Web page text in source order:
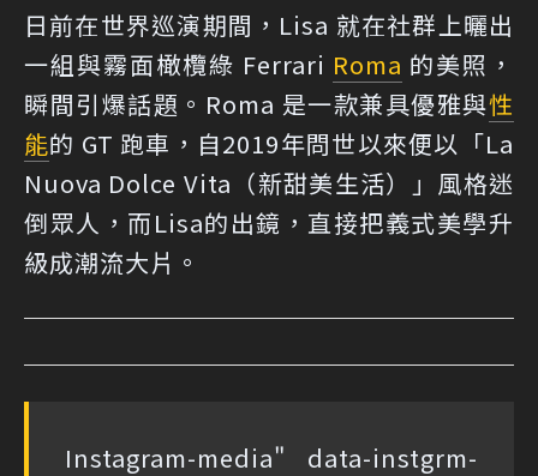
日前在世界巡演期間，Lisa 就在社群上曬出
一組與霧面橄欖綠 Ferrari Roma 的美照，
瞬間引爆話題。Roma 是一款兼具優雅與性
能的 GT 跑車，自2019年問世以來便以「La
Nuova Dolce Vita（新甜美生活）」風格迷
倒眾人，而Lisa的出鏡，直接把義式美學升
級成潮流大片。
Instagram-media" data-instgrm-